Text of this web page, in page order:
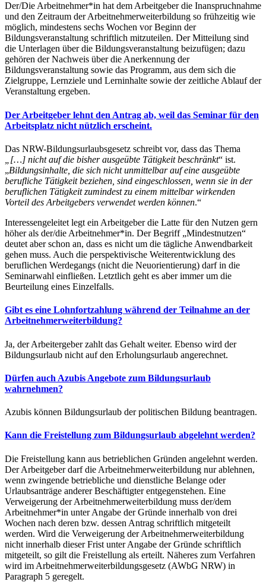
Der/Die Arbeitnehmer*in hat dem Arbeitgeber die Inanspruchnahme
und den Zeitraum der Arbeitnehmerweiterbildung so frühzeitig wie
möglich, mindestens sechs Wochen vor Beginn der
Bildungsveranstaltung schriftlich mitzuteilen. Der Mitteilung sind
die Unterlagen über die Bildungsveranstaltung beizufügen; dazu
gehören der Nachweis über die Anerkennung der
Bildungsveranstaltung sowie das Programm, aus dem sich die
Zielgruppe, Lernziele und Lerninhalte sowie der zeitliche Ablauf der
Veranstaltung ergeben.
Der Arbeitgeber lehnt den Antrag ab, weil das Seminar für den
Arbeitsplatz nicht nützlich erscheint.
Das NRW-Bildungsurlaubsgesetz schreibt vor, dass das Thema
„[…] nicht auf die bisher ausgeübte Tätigkeit beschränkt“ ist.
„Bildungsinhalte, die sich nicht unmittelbar auf eine ausgeübte
berufliche Tätigkeit beziehen, sind eingeschlossen, wenn sie in der
beruflichen Tätigkeit zumindest zu einem mittelbar wirkenden
Vorteil des Arbeitgebers verwendet werden können.“
Interessengeleitet legt ein Arbeitgeber die Latte für den Nutzen gern
höher als der/die Arbeitnehmer*in. Der Begriff „Mindestnutzen“
deutet aber schon an, dass es nicht um die tägliche Anwendbarkeit
gehen muss. Auch die perspektivische Weiterentwicklung des
beruflichen Werdegangs (nicht die Neuorientierung) darf in die
Seminarwahl einfließen. Letztlich geht es aber immer um die
Beurteilung eines Einzelfalls.
Gibt es eine Lohnfortzahlung während der Teilnahme an der
Arbeitnehmerweiterbildung?
Ja, der Arbeitergeber zahlt das Gehalt weiter. Ebenso wird der
Bildungsurlaub nicht auf den Erholungsurlaub angerechnet.
Dürfen auch Azubis Angebote zum Bildungsurlaub
wahrnehmen?
Azubis können Bildungsurlaub der politischen Bildung beantragen.
Kann die Freistellung zum Bildungsurlaub abgelehnt werden?
Die Freistellung kann aus betrieblichen Gründen angelehnt werden.
Der Arbeitgeber darf die Arbeitnehmerweiterbildung nur ablehnen,
wenn zwingende betriebliche und dienstliche Belange oder
Urlaubsanträge anderer Beschäftigter entgegenstehen. Eine
Verweigerung der Arbeitnehmerweiterbildung muss der/dem
Arbeitnehmer*in unter Angabe der Gründe innerhalb von drei
Wochen nach deren bzw. dessen Antrag schriftlich mitgeteilt
werden. Wird die Verweigerung der Arbeitnehmerweiterbildung
nicht innerhalb dieser Frist unter Angabe der Gründe schriftlich
mitgeteilt, so gilt die Freistellung als erteilt. Näheres zum Verfahren
wird im Arbeitnehmerweiterbildungsgesetz (AWbG NRW) in
Paragraph 5 geregelt.